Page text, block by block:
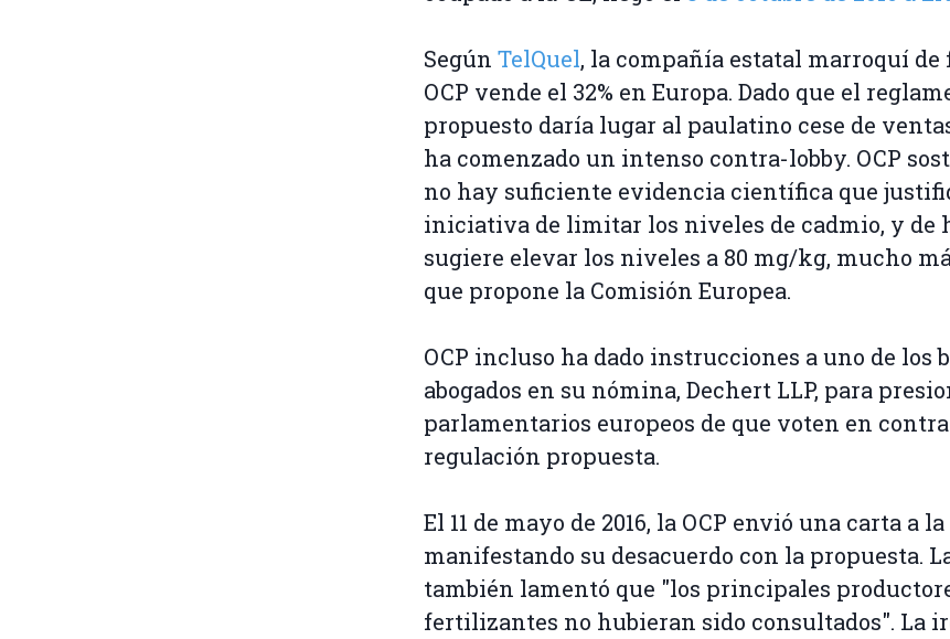
Según TelQuel, la compañía estatal marroquí de
OCP vende el 32% en Europa. Dado que el
propuesto daría lugar al paulatino cese de
ha comenzado un intenso contra-lobby. OCP
no hay suficiente evidencia científica que
iniciativa de limitar los niveles de cadmio, y de
sugiere elevar los niveles a 80 mg/kg, mucho
que propone la Comisión Europea.
OCP incluso ha dado instrucciones a uno de los
abogados en su nómina, Dechert LLP, para
parlamentarios europeos de que voten en
regulación propuesta.
El 11 de mayo de 2016, la OCP envió una carta a
manifestando su desacuerdo con la propuesta.
también lamentó que "los principales
fertilizantes no hubieran sido consultados". La